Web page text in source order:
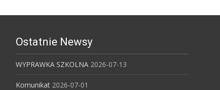
Ostatnie Newsy
WYPRAWKA SZKOLNA 2026-07-13
Komunikat 2026-07-01